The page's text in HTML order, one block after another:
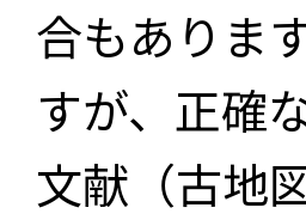
合もありま
すが、正確
文献（古地